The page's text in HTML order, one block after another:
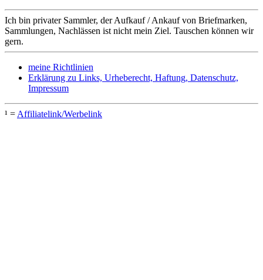
Ich bin privater Sammler, der Aufkauf / Ankauf von Briefmarken,
Sammlungen, Nachlässen ist nicht mein Ziel. Tauschen können wir
gern.
meine Richtlinien
Erklärung zu Links, Urheberecht, Haftung, Datenschutz,
Impressum
¹ = Affiliatelink/Werbelink